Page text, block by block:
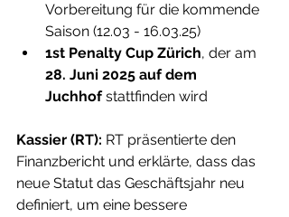
Vorbereitung für die kommende
Saison (12.03 - 16.03.25)
1st Penalty Cup Zürich, der am
28. Juni 2025 auf dem
Juchhof stattfinden wird
Kassier (RT): RT präsentierte den
Finanzbericht und erklärte, dass das
neue Statut das Geschäftsjahr neu
definiert, um eine bessere